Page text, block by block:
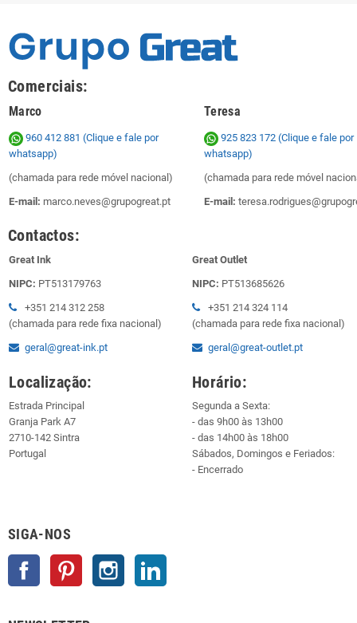
Comerciais:
Marco Teresa
960 412 881 (Clique e fale por
whatsapp)
(chamada para rede móvel nacional)
E-mail: marco.neves@grupogreat.pt
925 823 172 (Clique e fale por
whatsapp)
(chamada para rede móvel
E-mail:
Contactos:
Great Ink
NIPC: PT513179763
+351 214 312 258
(chamada para rede fixa nacional)
geral@great-ink.pt
Great Outlet
NIPC: PT513685626
+351 214 324 114
(chamada para rede fixa nacional)
geral@great-outlet.pt
Localização:
Estrada Principal
Granja Park A7
2710-142 Sintra
Portugal
Horário:
Segunda a Sexta:
- das 9h00 às 13h00
- das 14h00 às 18h00
Sábados, Domingos e Feriados:
- Encerrado
SIGA-NOS
Facebook Pinterest Instagram